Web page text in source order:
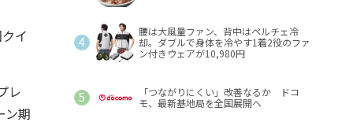
イ
レ
ン期
腰は大風量ファン、背中はペルチェ冷
却。ダブルで身体を冷やす1着2役のファ
ン付きウェアが10,980円
「つながりにくい」改善なるか ドコ
モ、最新基地局を全国展開へ